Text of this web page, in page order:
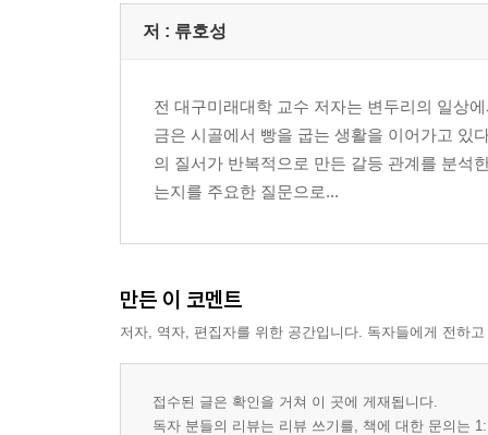
* 동원된 선거
* 민주주의가 고장났다
제4장 : 고철이 되어가는 국가(국가의 한계)
* 문제는 국가가 아니라 단위다
제5장 : 국가주의에서 지구주의로
* 한 시대의 질문이 이어지고 있다1
* 가장 위험한 착각
* 국가는 더 이상 해결 단위가 아니다
* 새로운 구조의 등장
저 : 류호성
전 대구미래대학 교수 저자는 변두리의 일상
금은 시골에서 빵을 굽는 생활을 이어가고 있
의 질서가 반복적으로 만든 갈등 관계를 분석
는지를 주요한 질문으로...
만든 이 코멘트
저자, 역자, 편집자를 위한 공간입니다. 독자들에게 전하
접수된 글은 확인을 거쳐 이 곳에 게재됩니다.
독자 분들의 리뷰는 리뷰 쓰기를, 책에 대한 문의는